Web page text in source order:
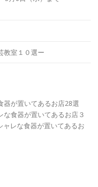
教室１０選ー
が置いてあるお店28選
食器が置いてあるお店３
レな食器が置いてあるお